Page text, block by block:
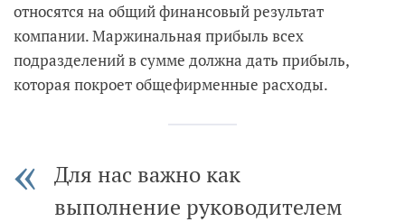
относятся на общий финансовый результат
компании. Маржинальная прибыль всех
подразделений в сумме должна дать прибыль,
которая покроет общефирменные расходы.
Для нас важно как
выполнение руководителем